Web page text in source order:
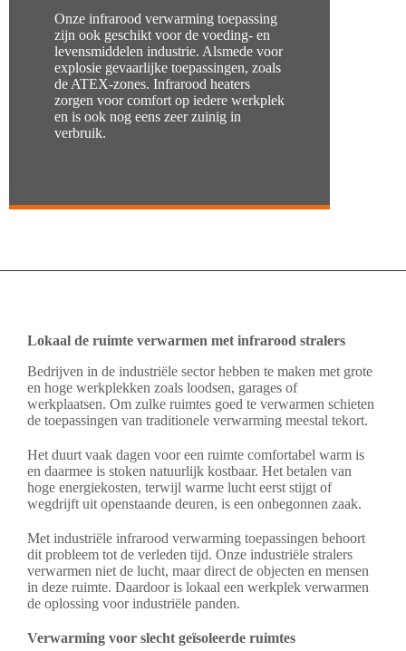
Onze infrarood verwarming toepassing
zijn ook geschikt voor de voeding- en
levensmiddelen industrie. Alsmede voor
explosie gevaarlijke toepassingen, zoals
de ATEX-zones. Infrarood heaters
zorgen voor comfort op iedere werkplek
en is ook nog eens zeer zuinig in
verbruik.
Lokaal de ruimte verwarmen met infrarood stralers
Bedrijven in de industriële sector hebben te maken met grote
en hoge werkplekken zoals loodsen, garages of
werkplaatsen. Om zulke ruimtes goed te verwarmen schieten
de toepassingen van traditionele verwarming meestal tekort.
Het duurt vaak dagen voor een ruimte comfortabel warm is
en daarmee is stoken natuurlijk kostbaar. Het betalen van
hoge energiekosten, terwijl warme lucht eerst stijgt of
wegdrijft uit openstaande deuren, is een onbegonnen zaak.
Met industriële infrarood verwarming toepassingen behoort
dit probleem tot de verleden tijd. Onze industriële stralers
verwarmen niet de lucht, maar direct de objecten en mensen
in deze ruimte. Daardoor is lokaal een werkplek verwarmen
de oplossing voor industriële panden.
Verwarming voor slecht geïsoleerde ruimtes